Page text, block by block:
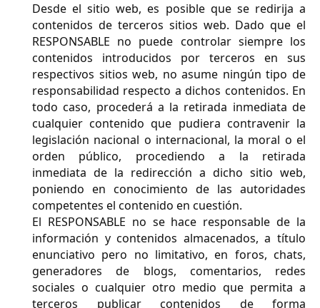
Desde el sitio web, es posible que se redirija a
contenidos de terceros sitios web. Dado que el
RESPONSABLE no puede controlar siempre los
contenidos introducidos por terceros en sus
respectivos sitios web, no asume ningún tipo de
responsabilidad respecto a dichos contenidos. En
todo caso, procederá a la retirada inmediata de
cualquier contenido que pudiera contravenir la
legislación nacional o internacional, la moral o el
orden público, procediendo a la retirada
inmediata de la redirección a dicho sitio web,
poniendo en conocimiento de las autoridades
competentes el contenido en cuestión.
El RESPONSABLE no se hace responsable de la
información y contenidos almacenados, a título
enunciativo pero no limitativo, en foros, chats,
generadores de blogs, comentarios, redes
sociales o cualquier otro medio que permita a
terceros publicar contenidos de forma